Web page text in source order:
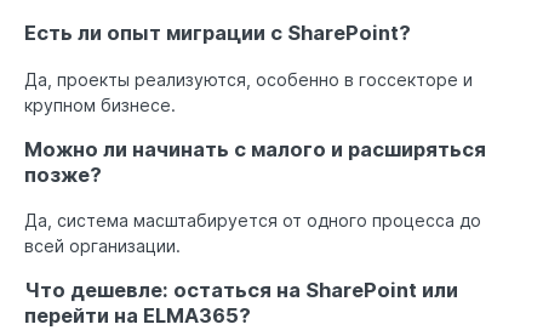
Есть ли опыт миграции с SharePoint?
Да, проекты реализуются, особенно в госсекторе и
крупном бизнесе.
Можно ли начинать с малого и расширяться
позже?
Да, система масштабируется от одного процесса до
всей организации.
Что дешевле: остаться на SharePoint или
перейти на ELMA365?